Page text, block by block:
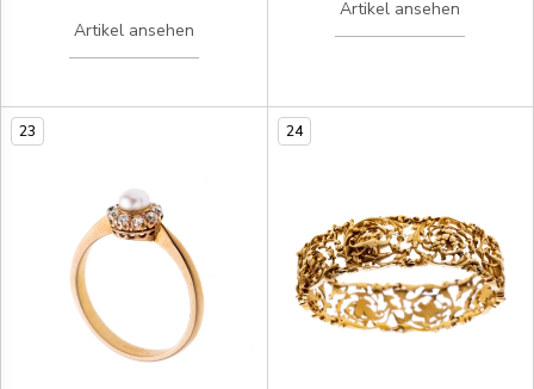
Das ornamentale
Mittelstück zeigt ein
aus geschwungenen,
floralen und rankenartigen
Diamantrose in einer
Zargenfassung gefasst.
Unten schwingt eine kleine
Perle. Die feine Ankerkette
ist mit kleinen
Zwischenperlen akzentuiert.
Artikel ansehen
der von insgesamt 20
Altschliffdiamanten je ca.
Artikel ansehen
23 24